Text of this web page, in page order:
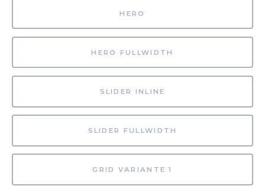
HERO
HERO FULLWIDTH
SLIDER INLINE
SLIDER FULLWIDTH
GRID VARIANTE 1